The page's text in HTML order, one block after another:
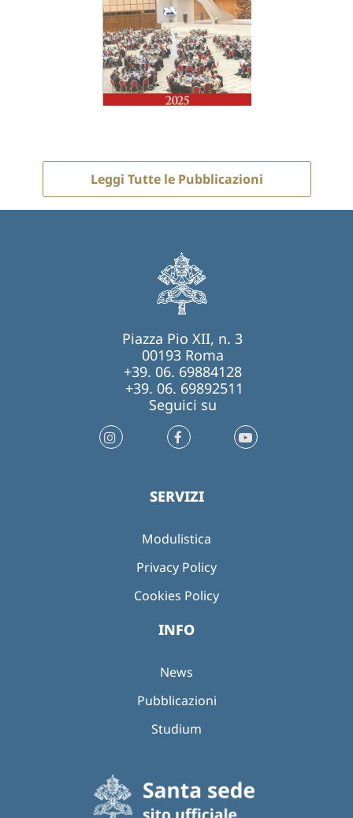
Leggi Tutte le Pubblicazioni
Piazza Pio XII, n. 3
00193 Roma
+39. 06. 69884128
+39. 06. 69892511
Seguici su
SERVIZI
Modulistica
Privacy Policy
Cookies Policy
INFO
News
Pubblicazioni
Studium